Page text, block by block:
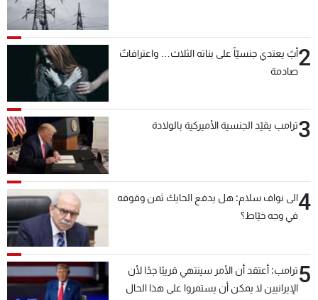
2أبٌ يعتدي جنسيّاً على بناته الثلاث… واعترافاتٌ
صادمة
3ترامب يقيّد الجنسية الأميركية بالولادة
4الى نواف سلام: هل يدفع الحايك ثمن وقوفه
في وجه خيّاط؟
5ترامب: أعتقد أن الأمر سينتهي قريبًا جدًا لأن
الإيرانيين لا يمكن أن يستمروا على هذا الحال